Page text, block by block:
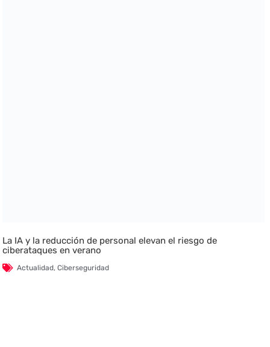
La IA y la reducción de personal elevan el riesgo de
ciberataques en verano
Actualidad,Ciberseguridad